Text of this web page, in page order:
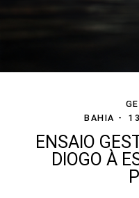
BAHIA
ENSAIO
DIOGO À